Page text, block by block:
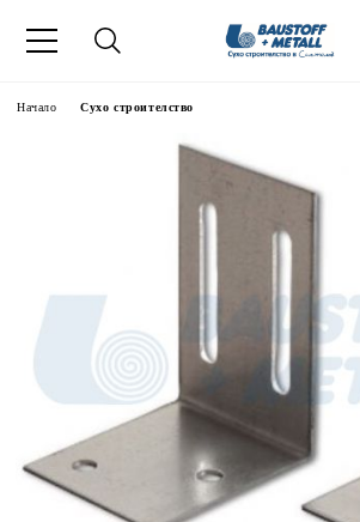
Начало Сухо строителство